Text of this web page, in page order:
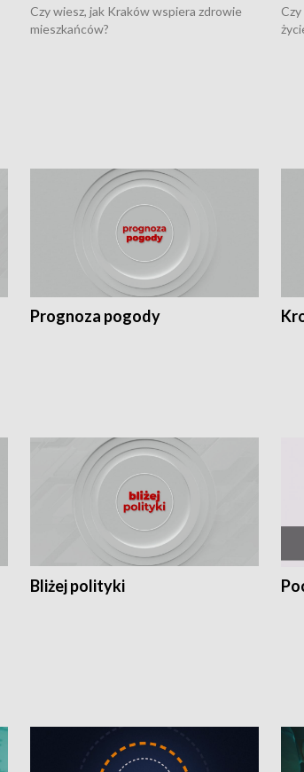
Czy wiesz, jak Kraków wspiera zdrowie
mieszkańców?
Prognoza pogody
Bliżej polityki